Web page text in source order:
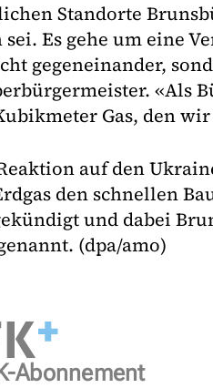
Standorte
Es gehe um eine
gegeneinander,
«Als
Gas, den
auf den
den schnellen
und dabei
(dpa/amo)
Abonnement